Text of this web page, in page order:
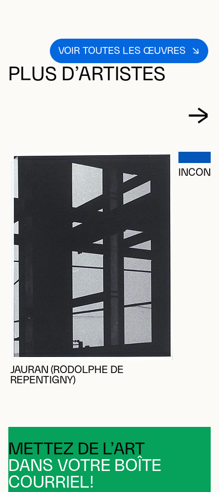
VOIR TOUTES LES ŒUVRES
PLUS D’ARTISTES
JAURAN (RODOLPHE DE
REPENTIGNY)
METTEZ DE L’ART
DANS VOTRE BOÎTE
COURRIEL!